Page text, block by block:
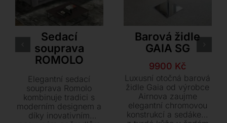
Sedací
souprava
ROMOLO
Elegantní sedací
souprava Romolo
kombinuje tradici s
moderním designem a
díky inovativním
Barová židle
GAIA SG
Původní
cena
byla:
19850 Kč.
9900 Kč
Aktuální
cena
je:
9900 Kč.
Luxusní otočná barová
židle Gaia od výrobce
Airnova zaujme
elegantní chromovou
konstrukcí a sedákem